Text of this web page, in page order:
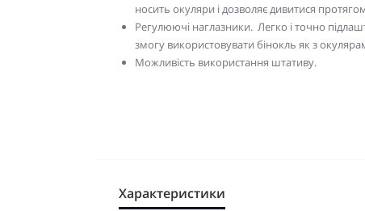
носить окуляри і дозволяє дивитися
Регулюючі наглазники. Легко і точно
змогу використовувати бінокль як з
Можливість використання штативу.
Характеристики